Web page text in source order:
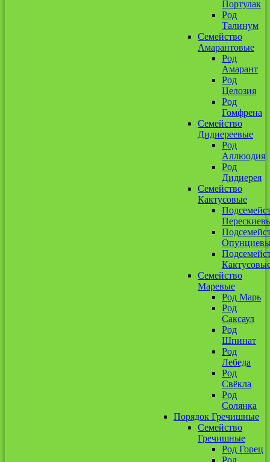
Портулак
Род
Талинум
Семейство
Амарантовые
Род
Амарант
Род
Целозия
Род
Гомфрена
Семейство
Дидиереевые
Род
Аллюодия
Род
Дидиерея
Семейство
Кактусовые
Семейство
Маревые
Род Марь
Род
Саксаул
Род
Шпинат
Род
Лебеда
Род
Свёкла
Род
Солянка
Порядок Гречишные
Семейство
Гречишные
Род Горец
Род